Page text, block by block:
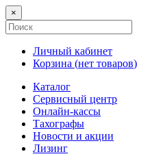
×
Личный кабинет
Корзина (нет товаров)
Каталог
Сервисный центр
Онлайн-кассы
Тахографы
Новости и акции
Лизинг